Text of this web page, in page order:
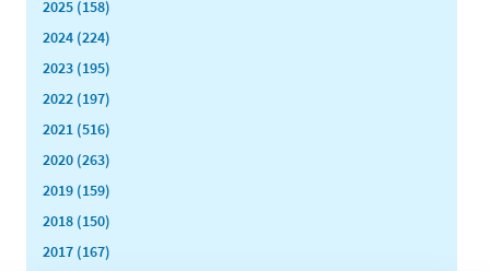
2025 (158)
2024 (224)
2023 (195)
2022 (197)
2021 (516)
2020 (263)
2019 (159)
2018 (150)
2017 (167)